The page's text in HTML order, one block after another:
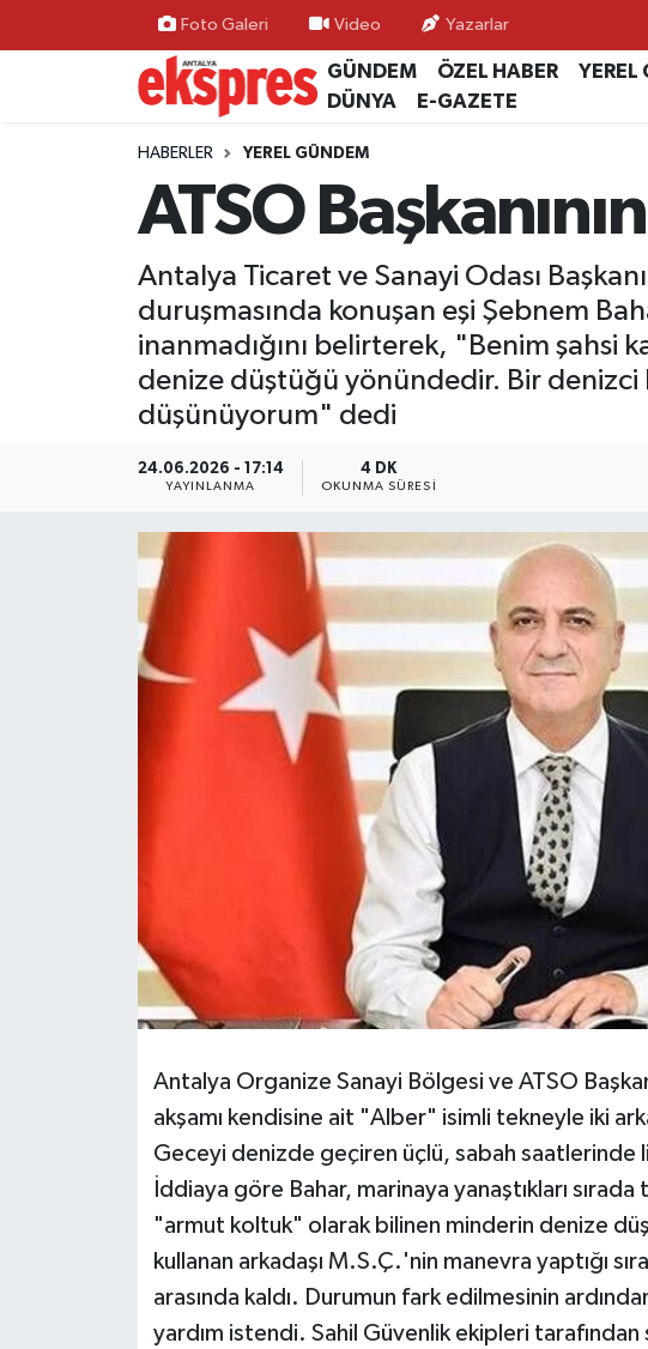
Foto Galeri Video Yazarlar
GÜNDEM ÖZEL HABER YEREL
DÜNYA
E-GAZETE
HABERLER YEREL GÜNDEM
ATSO
Antalya Ticaret ve Sanayi Odası
duruşmasında konuşan eşi Şebnem
inanmadığını belirterek, "Benim şahsi
denize düştüğü yönündedir. Bir denizci
düşünüyorum" dedi
24.06.2026 - 17:14
YAYINLANMA
4 DK
OKUNMA SÜRESI
Antalya Organize Sanayi Bölgesi ve ATSO
akşamı kendisine ait "Alber" isimli tekneyle iki
Geceyi denizde geçiren üçlü, sabah
İddiaya göre Bahar, marinaya yanaştıkları
"armut koltuk" olarak bilinen minderin denize
kullanan arkadaşı M.S.Ç.'nin manevra yaptığı
arasında kaldı. Durumun fark edilmesinin
yardım istendi. Sahil Güvenlik ekipleri tarafından
ÖZEL HABER
GÜNDEM
YEREL GÜNDEM
EKONOMİ
KÜLTÜR - SANAT
SİYASET
EĞİTİM
RESMİ İLAN
MAGAZİN
Nöbetçi Eczaneler
Hava Durumu
Trafik Durumu
Süper Lig Puan Durumu ve Fikstür
Tüm Manşetler
Son Dakika Haberleri
Haber Arşivi